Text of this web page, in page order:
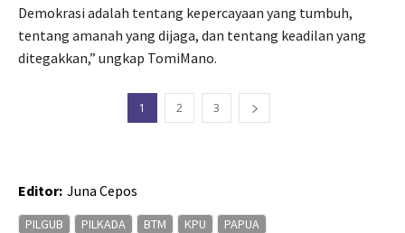
Demokrasi adalah tentang kepercayaan yang tumbuh,
tentang amanah yang dijaga, dan tentang keadilan yang
ditegakkan,” ungkap TomiMano.
1 2 3
Editor: Juna Cepos
PILGUB PILKADA BTM KPU PAPUA